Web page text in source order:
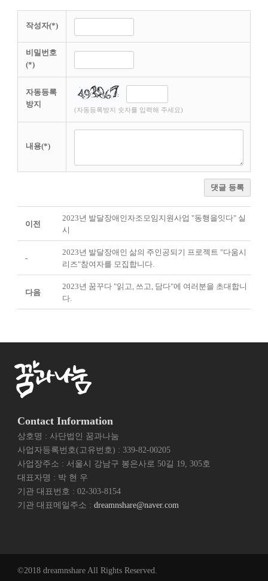
작성자(*)
비밀번호
(*)
자동등록
방지
(자동등록방지 숫자를 입력해 주세요)
내용(*)
댓글 등록
이전
2023년 발달장애인자조모임지원사업 "동행을잇다" 실
시
-
2023년 발달장애인 삶의 주인공되기 프로젝트 "다움시
리즈"참여자를 모집합니다.
다음
2023년 꿈꾸다 "읽고, 쓰고, 담다"에 여러분을 초대합니
다.
Contact Information
상호명 : 사단법인 꿈과나눔
사업자등록번호(고유번호) : 339-82-00205
사업장주소 : 서울시 강남구 봉은사로 50길 19, 305호
대표자명 : 박 현 우
기관 대표번호 : 02-303-8154
기관 대표메일주소 : dreamnshare@naver.com
©2018 dreamnshare All Rights Reserved.